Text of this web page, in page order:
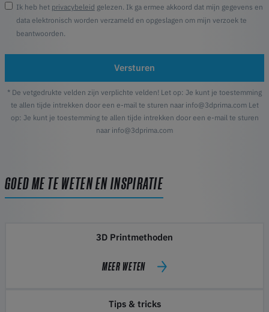
Ik heb het privacybeleid gelezen. Ik ga ermee akkoord dat mijn gegevens en
data elektronisch worden verzameld en opgeslagen om mijn verzoek te
beantwoorden.
Versturen
* De vetgedrukte velden zijn verplichte velden! Let op: Je kunt je toestemming
te allen tijde intrekken door een e-mail te sturen naar info@3dprima.com Let
op: Je kunt je toestemming te allen tijde intrekken door een e-mail te sturen
naar info@3dprima.com
GOED ME TE WETEN EN INSPIRATIE
3D Printmethoden
MEER WETEN
Tips & tricks